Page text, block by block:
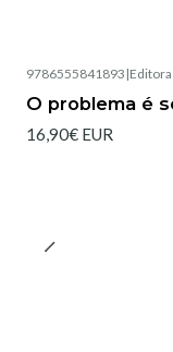
9786555841893 |
O problema é
16,90€ EUR